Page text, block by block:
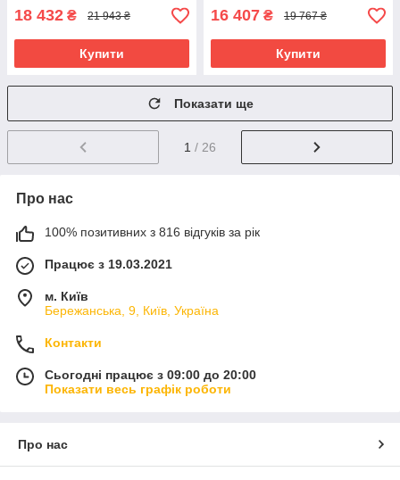
18 432 ₴ 21 943 ₴
Купити
16 407 ₴ 19 767 ₴
Купити
Показати ще
1 / 26
Про нас
100% позитивних з 816 відгуків за рік
Працює з 19.03.2021
м. Київ
Бережанська, 9, Київ, Україна
Контакти
Сьогодні працює з 09:00 до 20:00
Показати весь графік роботи
Про нас